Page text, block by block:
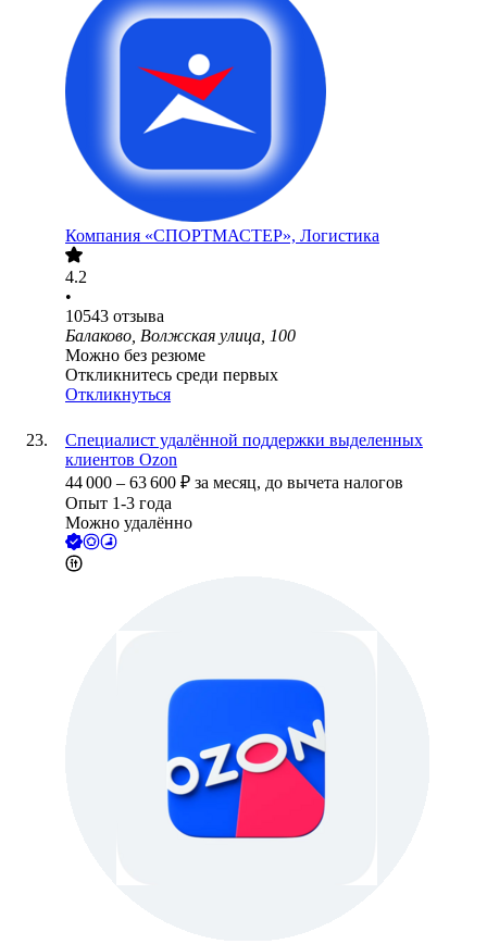
Компания «СПОРТМАСТЕР», Логистика
4.2
•
10543 отзыва
Балаково, Волжская улица, 100
Можно без резюме
Откликнитесь среди первых
Откликнуться
Специалист удалённой поддержки выделенных
клиентов Ozon
44 000 – 63 600 ₽ за месяц, до вычета налогов
Опыт 1-3 года
Можно удалённо